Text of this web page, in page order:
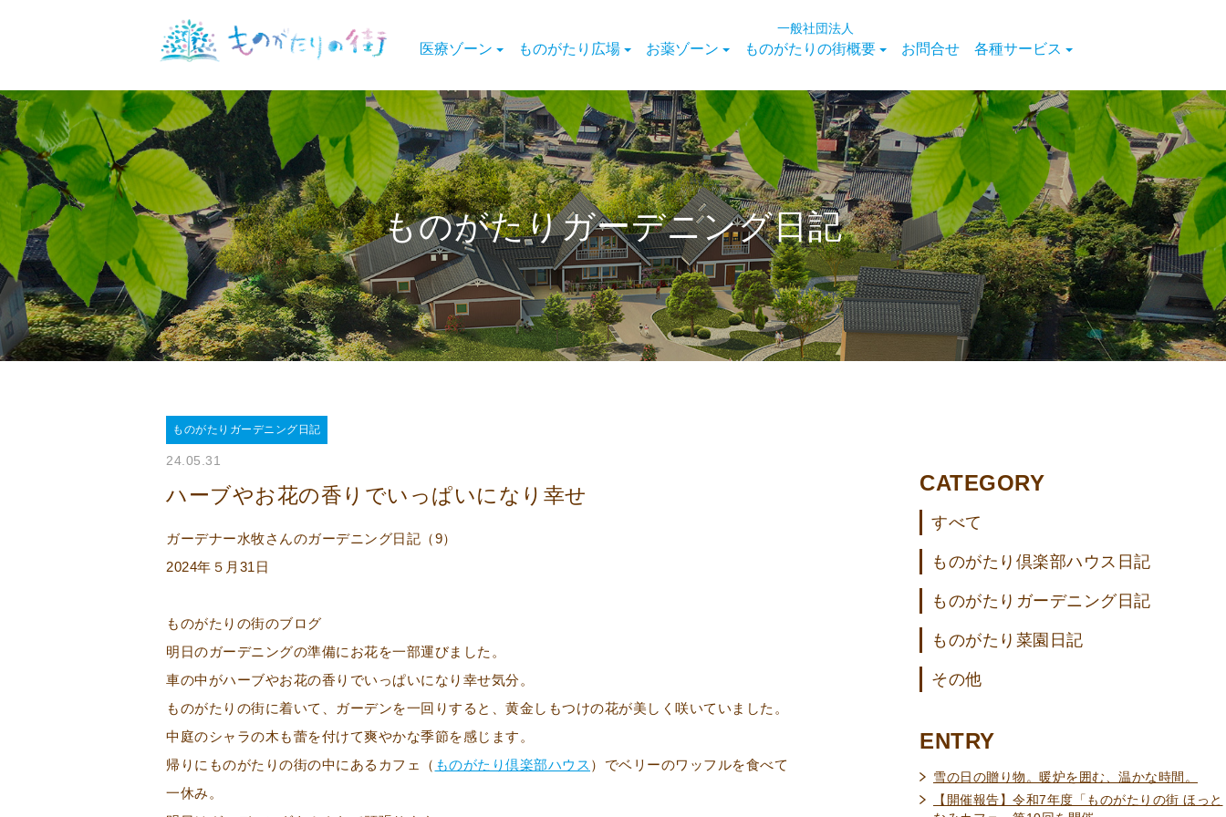
医療ゾーン ものがたり広場 お薬ゾーン
一般社団法人
ものがたりの街概要 お問合せ 各種サービス
ものがたりガーデニング日記
ものがたりガーデニング日記
24.05.31
ハーブやお花の香りでいっぱいになり幸せ
ガーデナー水牧さんのガーデニング日記（9）
2024年５月31日
ものがたりの街のブログ
明日のガーデニングの準備にお花を一部運びました。
車の中がハーブやお花の香りでいっぱいになり幸せ気分。
ものがたりの街に着いて、ガーデンを一回りすると、黄金しもつけの花が美しく咲いていました。
中庭のシャラの木も蕾を付けて爽やかな季節を感じます。
帰りにものがたりの街の中にあるカフェ（ ものがたり倶楽部ハウス ）でベリーのワッフルを食べて
一休み。
CATEGORY
すべて
ものがたり倶楽部ハウス日記
ものがたりガーデニング日記
ものがたり菜園日記
その他
ENTRY
雪の日の贈り物。暖炉を囲む、温かな時間。
【開催報告】令和7年度「ものがたりの街 ほっと